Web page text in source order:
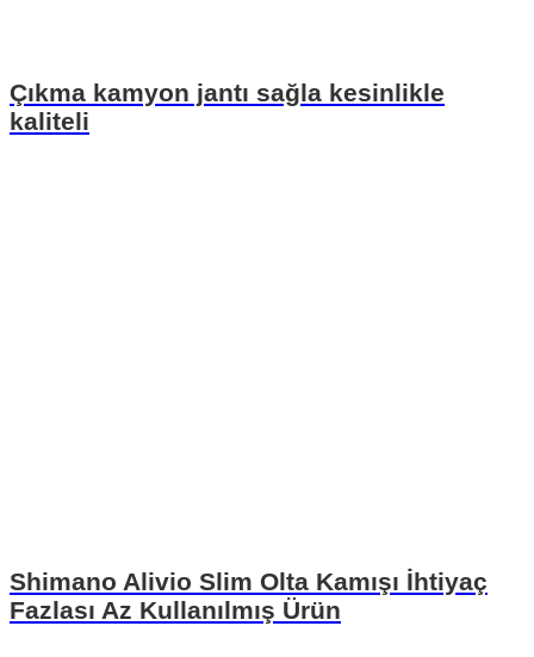
Çıkma kamyon jantı sağla kesinlikle
kaliteli
Shimano Alivio Slim Olta Kamışı İhtiyaç
Fazlası Az Kullanılmış Ürün